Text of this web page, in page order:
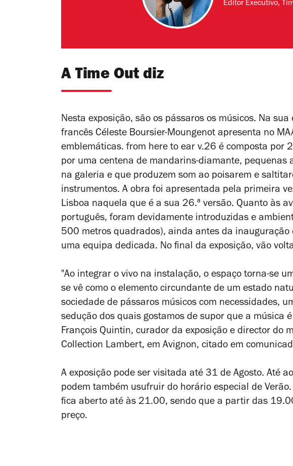
Editor Executivo,
A Time Out diz
Nesta exposição, são os pássaros os músicos. Na
francês Céleste Boursier-Moungenot apresenta no
emblemáticas. from here to ear v.26 é composta por
por uma centena de mandarins-diamante, pequenas
na galeria e que produzem som ao poisarem e
instrumentos. A obra foi apresentada pela primeira
Lisboa naquela que é a sua 26.ª versão. Quanto às
português, foram devidamente introduzidas e
500 metros quadrados), ainda antes da
uma equipa dedicada. No final da exposição, vão
"Ao integrar o vivo na instalação, o espaço torna-se
se vê como o elemento circundante de um estado
sociedade de pássaros músicos com necessidades,
sedução dos quais gostamos de supor que a música
François Quintin, curador da exposição e director do
Collection Lambert, em Avignon, citado em
A exposição pode ser visitada até 31 de Agosto. Até
podem também usufruir do horário especial de
fica aberto até às 21.00, sendo que a partir das
preço.